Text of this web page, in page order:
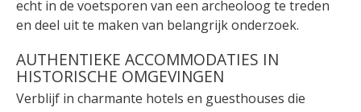
echt in de voetsporen van een archeoloog te treden
en deel uit te maken van belangrijk onderzoek.
AUTHENTIEKE ACCOMMODATIES IN
HISTORISCHE OMGEVINGEN
Verblijf in charmante hotels en guesthouses die